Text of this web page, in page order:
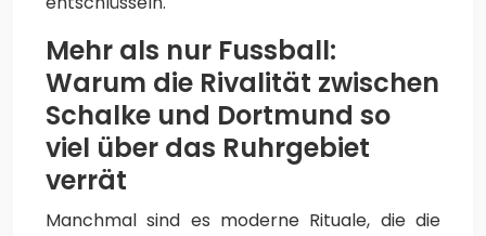
Mehr als nur Fussball:
Warum die Rivalität zwischen
Schalke und Dortmund so
viel über das Ruhrgebiet
verrät
Manchmal sind es moderne Rituale, die die